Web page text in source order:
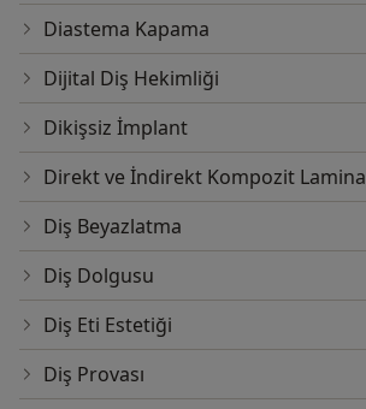
Diastema Kapama
Dijital Diş Hekimliği
Dikişsiz İmplant
Direkt ve İndirekt Kompozit Lamina
Diş Beyazlatma
Diş Dolgusu
Diş Eti Estetiği
Diş Provası